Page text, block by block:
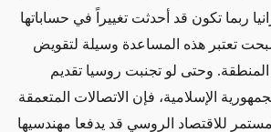
ربما تكون قد أحدثت تغييراً في حساباتها
تعتبر هذه المساعدة وسيلة لتقويض
وحتى لو تجنبت روسيا تقديم
الإسلامية، فإن الاتصالات المتعمقة
للاقتصاد الروسي قد يدفعا مهندسيها